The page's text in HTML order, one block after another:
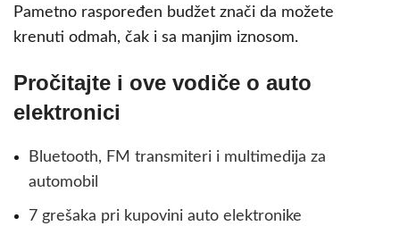
Pametno raspoređen budžet znači da možete
krenuti odmah, čak i sa manjim iznosom.
Pročitajte i ove vodiče o auto
elektronici
Bluetooth, FM transmiteri i multimedija za
automobil
7 grešaka pri kupovini auto elektronike